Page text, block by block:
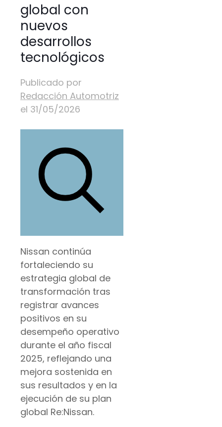
global con
nuevos
desarrollos
tecnológicos
Publicado por
Redacción Automotriz
el 31/05/2026
Nissan continúa
fortaleciendo su
estrategia global de
transformación tras
registrar avances
positivos en su
desempeño operativo
durante el año fiscal
2025, reflejando una
mejora sostenida en
sus resultados y en la
ejecución de su plan
global Re:Nissan.